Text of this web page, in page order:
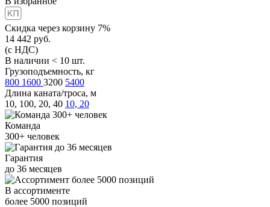
Скидка через корзину 7%
14 442 руб.
(с НДС)
В наличии < 10 шт.
Грузоподъемность, кг
800 1600 3200 5400
Длина каната/троса, м
10, 100, 20, 40 10, 20
Команда
300+ человек
Гарантия
до 36 месяцев
В ассортименте
более 5000 позиций